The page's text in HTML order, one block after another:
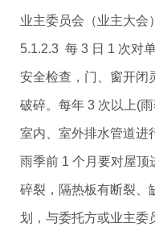
业主委员会（业主大会
5.1.2.3 每 3 日 1 次对
安全检查，门、窗开闭
破碎。每年 3 次以上(
室内、室外排水管道进
雨季前 1 个月要对屋顶
碎裂，隔热板有断裂、
划，与委托方或业主委